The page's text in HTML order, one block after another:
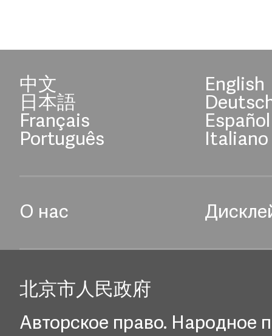
中文 English
日本語
Français Español
Português Italiano
О нас
北京市人民政府
Авторское право. Народное